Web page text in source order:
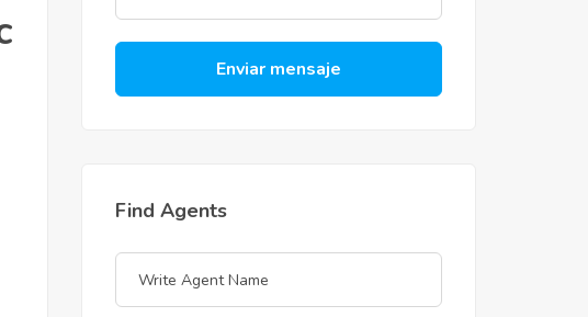
Enviar mensaje
Find Agents